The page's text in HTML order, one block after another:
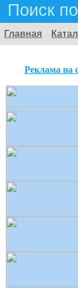
Поиск
Главная
Реклама на